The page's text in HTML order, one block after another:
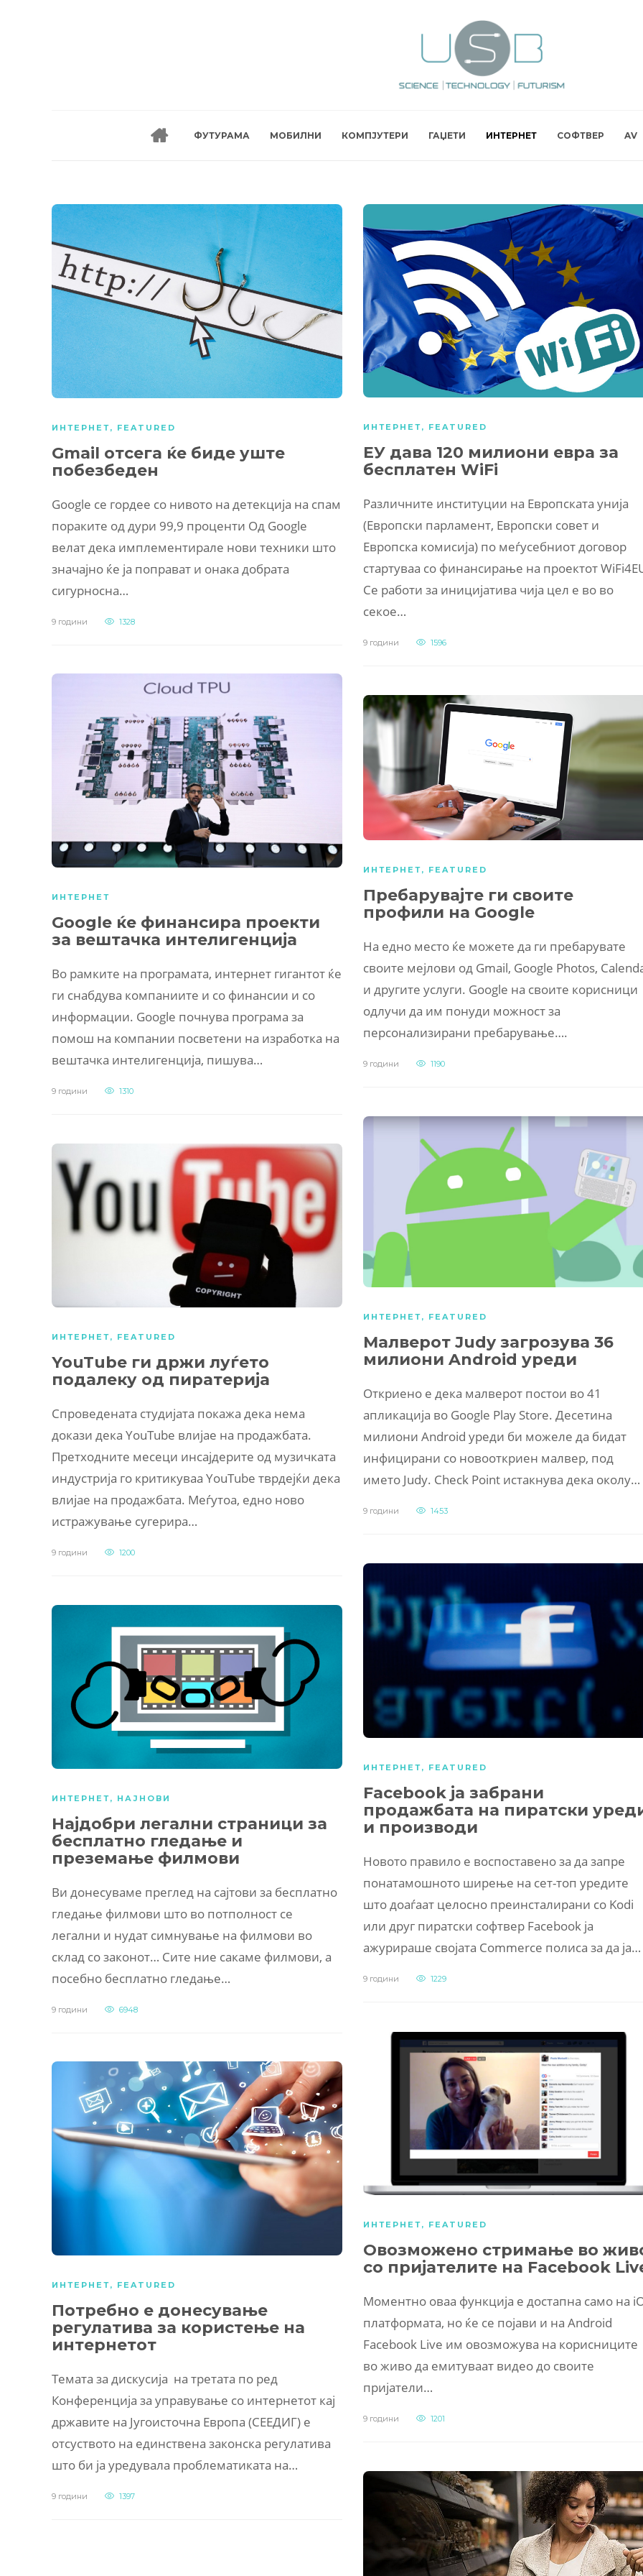
ФУТУРАМА МОБИЛНИ КОМПЈУТЕРИ ГАЏЕТИ ИНТЕРНЕТ СОФТВЕР AV
ИНТЕРНЕТ, FEATURED
Gmail отсега ќе биде уште
побезбеден
Google се гордее со нивото на детекција на спам
пораките од дури 99,9 проценти Од Google
велат дека имплементирале нови техники што
значајно ќе ја поправат и онака добрата
сигурносна…
9 години 1328
ИНТЕРНЕТ, FEATURED
ЕУ дава 120 милиони евра за
бесплатен WiFi
Различните институции на Европската унија
(Европски парламент, Европски совет и
Европска комисија) по меѓусебниот договор
стартуваа со финансирање на проектот
Се работи за иницијатива чија цел е во во
секое…
9 години 1596
ИНТЕРНЕТ
Google ќе финансира проекти
за вештачка интелигенција
Во рамките на програмата, интернет гигантот ќе
ги снабдува компаниите и со финансии и со
информации. Google почнува програма за
помош на компании посветени на изработка на
вештачка интелигенција, пишува…
9 години 1310
ИНТЕРНЕТ, FEATURED
Пребарувајте ги своите
профили на Google
На едно место ќе можете да ги пребарувате
своите мејлови од Gmail, Google Photos,
и другите услуги. Google на своите корисници
одлучи да им понуди можност за
персонализирани пребарување….
9 години 1190
ИНТЕРНЕТ, FEATURED
Малверот Judy загрозува 36
милиони Android уреди
Откриено е дека малверот постои во 41
апликација во Google Play Store. Десетина
милиони Android уреди би можеле да бидат
инфицирани со новооткриен малвер, под
името Judy. Check Point истакнува дека околу…
9 години 1453
ИНТЕРНЕТ, FEATURED
YouTube ги држи луѓето
подалеку од пиратерија
Спроведената студијата покажа дека нема
докази дека YouTube влијае на продажбата.
Претходните месеци инсајдерите од музичката
индустрија го критикуваа YouTube тврдејќи дека
влијае на продажбата. Меѓутоа, едно ново
истражување сугерира…
9 години 1200
ИНТЕРНЕТ, FEATURED
Facebook ја забрани
продажбата на пиратски
и производи
Новото правило е воспоставено за да запре
понатамошното ширење на сет-топ уредите
што доаѓаат целосно преинсталирани со Kodi
или друг пиратски софтвер Facebook ја
ажурираше својата Commerce полиса за да ја…
9 години 1229
ИНТЕРНЕТ, НАЈНОВИ
Најдобри легални страници за
бесплатно гледање и
преземање филмови
Ви донесуваме преглед на сајтови за бесплатно
гледање филмови што во потполност се
легални и нудат симнување на филмови во
склад со законот… Сите ние сакаме филмови, а
посебно бесплатно гледање…
9 години 6948
ИНТЕРНЕТ, FEATURED
Овозможено стримање во
со пријателите на Facebook
Моментно оваа функција е достапна само на
платформата, но ќе се појави и на Android
Facebook Live им овозможува на корисниците
во живо да емитуваат видео до своите
пријатели…
9 години 1201
ИНТЕРНЕТ, FEATURED
Потребно е донесување
регулатива за користење на
интернетот
Tемата за дискусија на третата по ред
Конференција за управување со интернетот кај
државите на Југоисточна Европа (СЕЕДИГ) е
отсуството на единствена законска регулатива
што би ја уредувала проблематиката на…
9 години 1397